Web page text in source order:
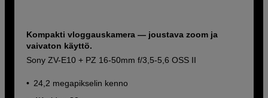
Kompakti vloggauskamera — joustava zoom ja
vaivaton käyttö.
Sony ZV-E10 + PZ 16-50mm f/3,5-5,6 OSS II
24,2 megapikselin kenno